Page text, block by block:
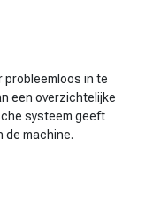
probleemloos in te
een overzichtelijke
systeem geeft
de machine.